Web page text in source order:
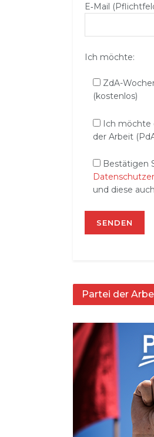
E‑Mail
Ich möchte:
ZdA-
(kostenlos)
Ich möchte
der Arbeit
Bestätigen
und diese
Partei der